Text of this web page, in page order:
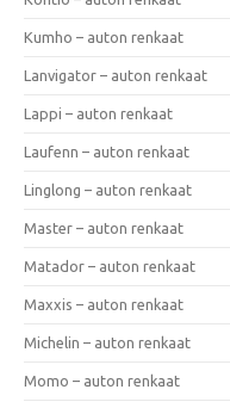
Kumho – auton renkaat
Lanvigator – auton renkaat
Lappi – auton renkaat
Laufenn – auton renkaat
Linglong – auton renkaat
Master – auton renkaat
Matador – auton renkaat
Maxxis – auton renkaat
Michelin – auton renkaat
Momo – auton renkaat